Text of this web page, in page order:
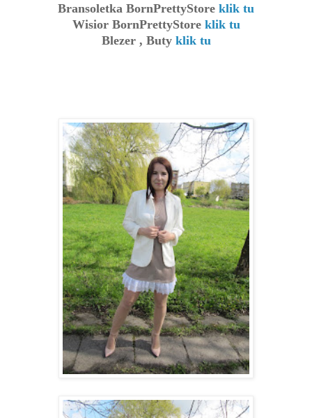
Bransoletka BornPrettyStore klik tu
Wisior BornPrettyStore klik tu
Blezer , Buty klik tu